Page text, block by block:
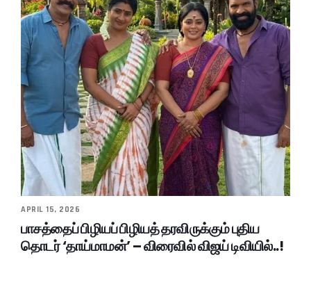
APRIL 15, 2026
பாசத்தைப் பிழியப் பிழியத் தரவிருக்கும் புதிய
தொடர் ‘தாய்மாமன்’ – விரைவில் விஜய் டிவியில்..!